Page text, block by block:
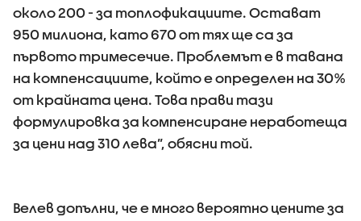
около 200 - за топлофикациите. Остават
950 милиона, като 670 от тях ще са за
първото тримесечие. Проблемът е в тавана
на компенсациите, който е определен на 30%
от крайната цена. Това прави тази
формулировка за компенсиране неработеща
за цени над 310 лева”, обясни той.
Велев допълни, че е много вероятно цените за